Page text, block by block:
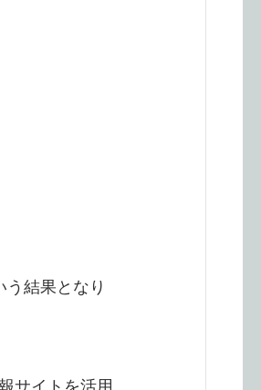
う結果となり